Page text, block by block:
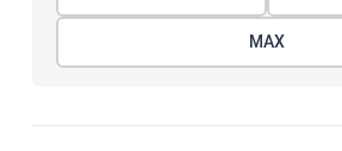
МАХ